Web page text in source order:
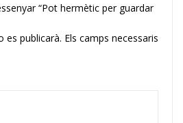
“Pot hermètic per guardar
es publicarà. Els camps necessaris